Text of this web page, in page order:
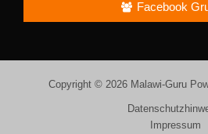
Facebook
Copyright © 2026 Malawi-Guru
Impressum